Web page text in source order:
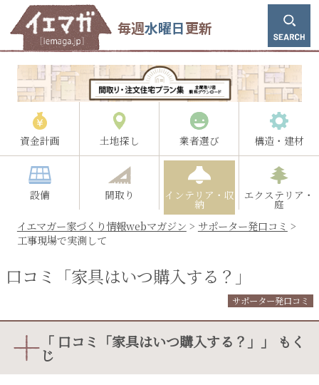
毎週水曜日更新
資金計画 土地探し 業者選び 構造・建材
設備 間取り インテリア・収
納
エクステリア・
庭
イエマガー家づくり情報webマガジン > サポーター発口コミ >
工事現場で実測して
口コミ「家具はいつ購入する？」
サポーター発口コミ
「 口コミ「家具はいつ購入する？」」 もく
じ